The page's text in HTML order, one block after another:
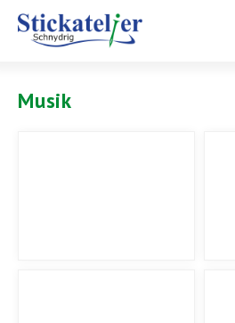
Musik